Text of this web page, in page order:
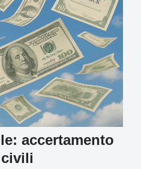
accertamento